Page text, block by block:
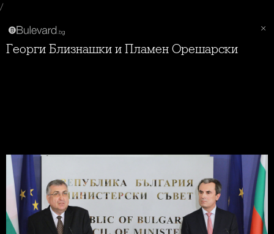
/
Георги Близнашки и Пламен Орешарски